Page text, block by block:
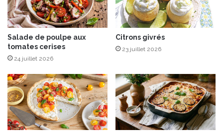
i
l
l
e
s
e
d
e
m
û
r
e
b
e
t
t
e
r
v
e
,
c
o
n
Salade de poulpe aux
tomates cerises
24 juillet 2026
Citrons givrés
23 juillet 2026